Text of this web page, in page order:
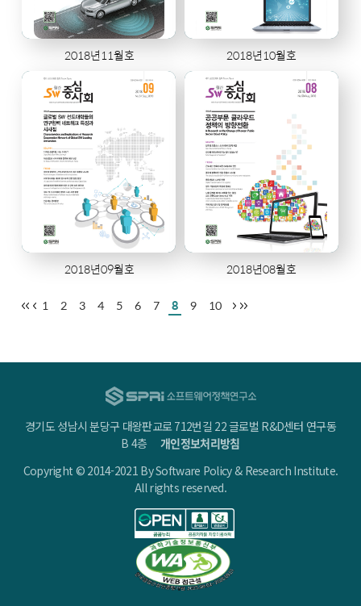
2018년11월호 2018년10월호
2018년09월호 2018년08월호
1 2 3 4 5 6 7 8 9 10
경기도 성남시 분당구 대왕판교로 712번길 22 글로벌 R&D센터 연구동
B 4층개인정보처리방침
Copyright © 2014-2021 By Software Policy & Research Institute.
All rights reserved.